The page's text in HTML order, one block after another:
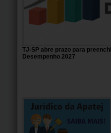
TJ-SP abre prazo para
Desempenho 2027